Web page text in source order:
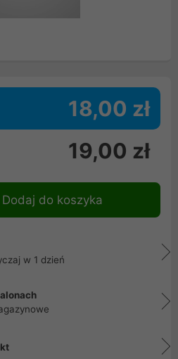
18,00 zł
19,00 zł
Dodaj do koszyka
w 1 dzień